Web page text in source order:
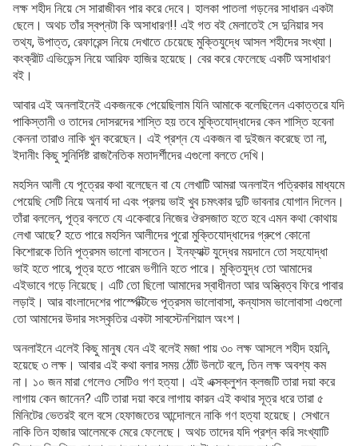
লক্ষ শহীদ নিয়ে সে সারাজীবন পার করে দেবে। হালকা পাতলা গড়নের সাধারন একটা
ছেলে। অথচ তাঁর স্বপ্নটা কি অসাধারণ!! এই গত বই মেলাতেই সে দুনিয়ার সব
তথ্য, উপাত্ত, রেফারেন্স নিয়ে দেখাতে চেয়েছে মুক্তিযুদ্ধে আসল শহীদের সংখ্যা।
কংক্রীট এভিডেন্স নিয়ে আরিফ হাজির হয়েছে। বের করে ফেলেছে একটি অসাধারণ
বই।
আবার এই অনলাইনেই একজনকে পেয়েছিলাম যিনি আমাকে বলেছিলেন একাত্তরে যদি
পাকিস্তানী ও তাদের দোসরদের শাস্তি হয় তবে মুক্তিযোদ্ধাদের কেন শাস্তি হবেনা
কেননা তারাও নাকি খুন করেছেন। এই প্রশ্ন যে একজন বা দুইজন করেছে তা না,
ইদানীং কিছু সুনির্দিষ্ট রাজনৈতিক মতাদর্শীদের এগুলো বলতে দেখি।
মহসিন আলী যে পূত্রের কথা বলেছেন বা যে লেখাটি আমরা অনলাইন পত্রিকার মাধ্যমে
পেয়েছি সেটি নিয়ে অনার্য দা এবং প্রলয় ভাই খুব চমৎকার দুটি ভাবনার যোগান দিলেন।
তাঁরা বললেন, পূত্র বলতে যে একেবারে নিজের ঔরসজাত হতে হবে এমন কথা কোথায়
লেখা আছে? হতে পারে মহসিন আলীদের পুরো মুক্তিযোদ্ধাদের গ্রুপে কোনো
কিশোরকে তিনি পূত্রসম ভালো বাসতেন। ইনফ্যাক্ট যুদ্ধের ময়দানে তো সহযোদ্ধা
ভাই হতে পারে, পূত্র হতে পারেম ভগীনি হতে পারে। মুক্তিযুদ্ধ তো আমাদের
এইভাবে গড়ে নিয়েছে। এটি তো ছিলো আমাদের স্বাধীনতা আর অস্ত্বিত্ব ফিরে পাবার
লড়াই। আর বাংলাদেশের পার্স্পেক্টিভে পূত্রসম ভালোবাসা, কন্যাসম ভালোবাসা এগুলো
তো আমাদের উদার সংস্কৃতির একটা সাবস্টেনশিয়াল অংশ।
অনলাইনে এলেই কিছু মানুষ যেন এই বলেই মজা পায় ৩০ লক্ষ আসলে শহীদ হয়নি,
হয়েছে ৩ লক্ষ। আবার এই কথা বলার সময় ঠোঁট উলটে বলে, তিন লক্ষ অবশ্য কম
না। ১০ জন মারা গেলেও সেটিও গণ হত্যা। এই এক্সক্লুশন ক্লজটি তারা দয়া করে
লাগায় কেন জানেন? এটি তারা দয়া করে লাগায় কারন এই কথার সূত্র ধরে তারা ৫
মিনিটের ভেতরই বলে বসে হেফাজতের আন্দোলনে নাকি গণ হত্যা হয়েছে। সেখানে
নাকি তিন হাজার আলেমকে মেরে ফেলেছে। অথচ তাদের যদি প্রশ্ন করি সংখ্যাটি